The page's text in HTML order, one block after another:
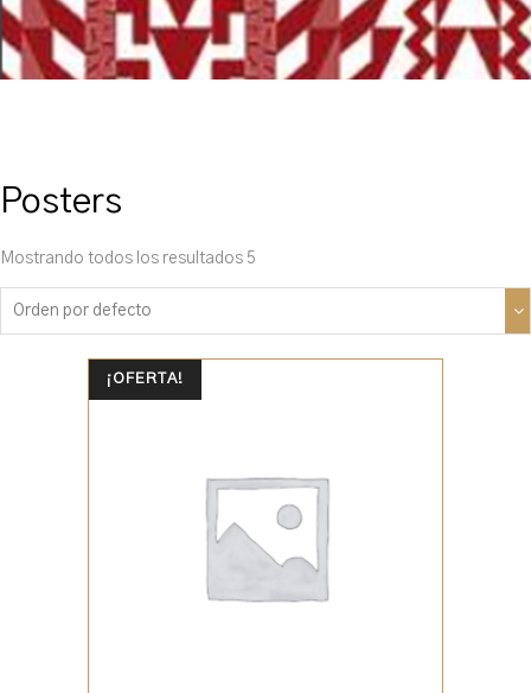
Posters
Mostrando todos los resultados 5
¡OFERTA!